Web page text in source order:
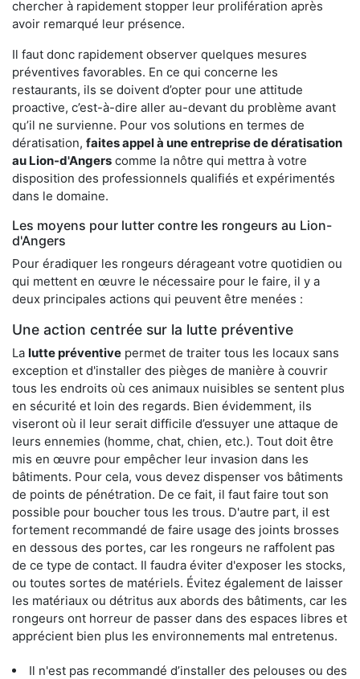
chercher à rapidement stopper leur prolifération après
avoir remarqué leur présence.
Il faut donc rapidement observer quelques mesures
préventives favorables. En ce qui concerne les
restaurants, ils se doivent d’opter pour une attitude
proactive, c’est-à-dire aller au-devant du problème avant
qu’il ne survienne. Pour vos solutions en termes de
dératisation, faites appel à une entreprise de dératisation
au Lion-d'Angers comme la nôtre qui mettra à votre
disposition des professionnels qualifiés et expérimentés
dans le domaine.
Les moyens pour lutter contre les rongeurs au Lion-
d'Angers
Pour éradiquer les rongeurs dérageant votre quotidien ou
qui mettent en œuvre le nécessaire pour le faire, il y a
deux principales actions qui peuvent être menées :
Une action centrée sur la lutte préventive
La lutte préventive permet de traiter tous les locaux sans
exception et d'installer des pièges de manière à couvrir
tous les endroits où ces animaux nuisibles se sentent plus
en sécurité et loin des regards. Bien évidemment, ils
viseront où il leur serait difficile d’essuyer une attaque de
leurs ennemies (homme, chat, chien, etc.). Tout doit être
mis en œuvre pour empêcher leur invasion dans les
bâtiments. Pour cela, vous devez dispenser vos bâtiments
de points de pénétration. De ce fait, il faut faire tout son
possible pour boucher tous les trous. D'autre part, il est
fortement recommandé de faire usage des joints brosses
en dessous des portes, car les rongeurs ne raffolent pas
de ce type de contact. Il faudra éviter d'exposer les stocks,
ou toutes sortes de matériels. Évitez également de laisser
les matériaux ou détritus aux abords des bâtiments, car les
rongeurs ont horreur de passer dans des espaces libres et
apprécient bien plus les environnements mal entretenus.
Il n'est pas recommandé d’installer des pelouses ou des